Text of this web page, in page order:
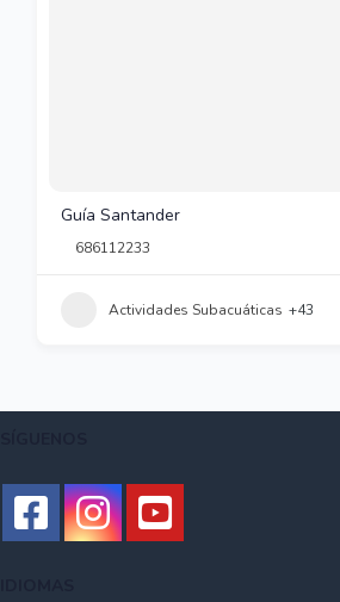
Guía Santander
686112233
Actividades Subacuáticas +43